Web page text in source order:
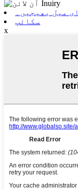
ای میل بھیجیں۔
سکائپ
x